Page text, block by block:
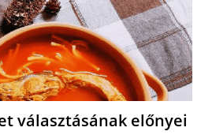
választásának előnyei